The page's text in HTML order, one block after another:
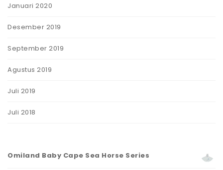
Januari 2020
Desember 2019
September 2019
Agustus 2019
Juli 2019
Juli 2018
Omiland Baby Cape Sea Horse Series